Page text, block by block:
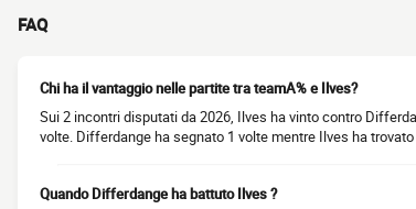
FAQ
Chi ha il vantaggio nelle partite tra teamA% e Ilves?
Sui 2 incontri disputati da 2026, Ilves ha vinto contro
volte. Differdange ha segnato 1 volte mentre Ilves ha
Quando Differdange ha battuto Ilves ?